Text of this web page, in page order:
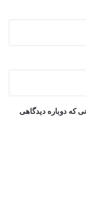
که دوباره دیدگاهی